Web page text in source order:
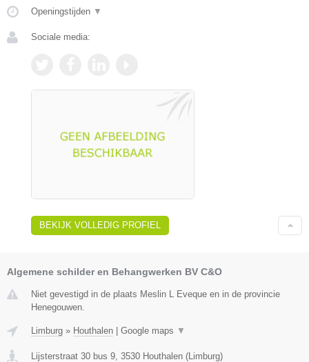
Openingstijden ▼
Sociale media:
BEKIJK VOLLEDIG PROFIEL
Algemene schilder en Behangwerken BV C&O
Niet gevestigd in de plaats Meslin L Eveque en in de provincie
Henegouwen.
Limburg » Houthalen | Google maps ▼
Lijsterstraat 30 bus 9 3530 Houthalen (Limburg)